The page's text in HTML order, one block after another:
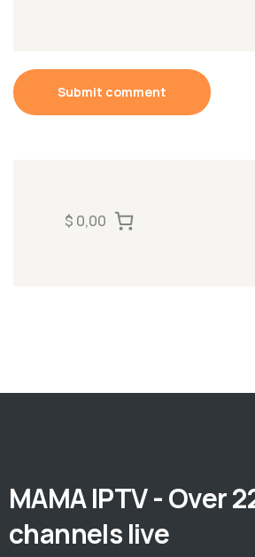
Submit comment
$ 0,00
MAMA IPTV - Over
channels live